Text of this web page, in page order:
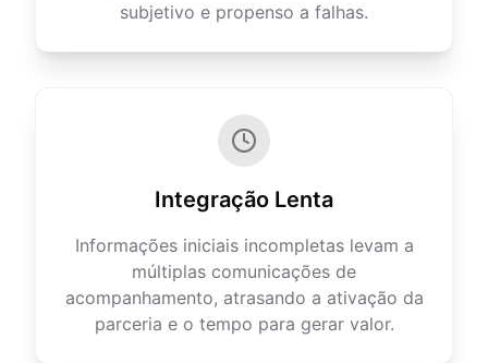
subjetivo e propenso a falhas.
Integração Lenta
Informações iniciais incompletas levam a
múltiplas comunicações de
acompanhamento, atrasando a ativação da
parceria e o tempo para gerar valor.